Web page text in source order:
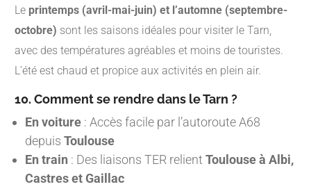
Le printemps (avril-mai-juin) et l’automne (septembre-
octobre) sont les saisons idéales pour visiter le Tarn,
avec des températures agréables et moins de touristes.
L’été est chaud et propice aux activités en plein air.
10. Comment se rendre dans le Tarn ?
En voiture : Accès facile par l’autoroute A68
depuis Toulouse
En train : Des liaisons TER relient Toulouse à Albi,
Castres et Gaillac